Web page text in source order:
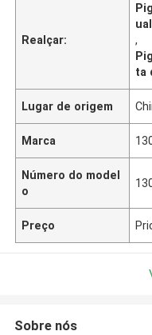
Realçar:
,
ta
Lugar de origem
Marca
Número do model
o
Preço
Sobre nós